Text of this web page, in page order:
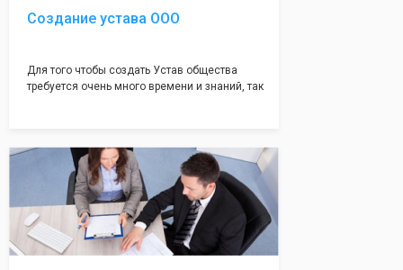
Создание устава ООО
Для того чтобы создать Устав общества
требуется очень много времени и знаний, так
Наша компания предоставит вам свой
уникальный Устав Общества, который
подойдет для любой компании. Устав,
сделанный нашими профессиональными
юристами, успешно проходит регистрацию в
налоговой инспекции!